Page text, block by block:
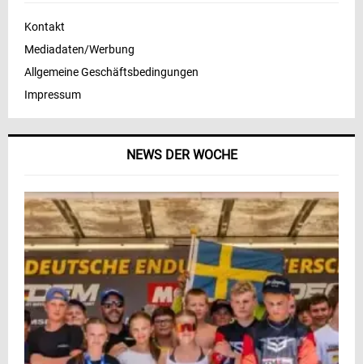
NEWS DER WOCHE
Kontakt
Mediadaten/Werbung
Allgemeine Geschäftsbedingungen
Impressum